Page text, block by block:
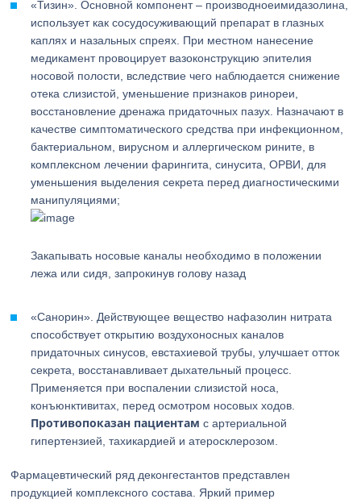
«Тизин». Основной компонент – производноеимидазолина,
использует как сосудосуживающий препарат в глазных
каплях и назальных спреях. При местном нанесение
медикамент провоцирует вазоконструкцию эпителия
носовой полости, вследствие чего наблюдается снижение
отека слизистой, уменьшение признаков ринореи,
восстановление дренажа придаточных пазух. Назначают в
качестве симптоматического средства при инфекционном,
бактериальном, вирусном и аллергическом рините, в
комплексном лечении фарингита, синусита, ОРВИ, для
уменьшения выделения секрета перед диагностическими
манипуляциями;
Закапывать носовые каналы необходимо в положении
лежа или сидя, запрокинув голову назад
«Санорин». Действующее вещество нафазолин нитрата
способствует открытию воздухоносных каналов
придаточных синусов, евстахиевой трубы, улучшает отток
секрета, восстанавливает дыхательный процесс.
Применяется при воспалении слизистой носа,
конъюнктивитах, перед осмотром носовых ходов.
Противопоказан пациентам с артериальной
гипертензией, тахикардией и атеросклерозом.
Фармацевтический ряд деконгестантов представлен
продукцией комплексного состава. Яркий пример